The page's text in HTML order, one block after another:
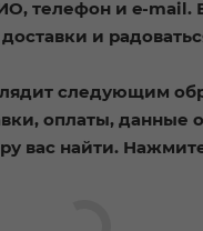
телефон и e-mail.
и
следующим
оплаты, данные
вас найти.